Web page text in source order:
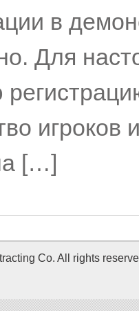
в
Для
[…]
Co. All rights